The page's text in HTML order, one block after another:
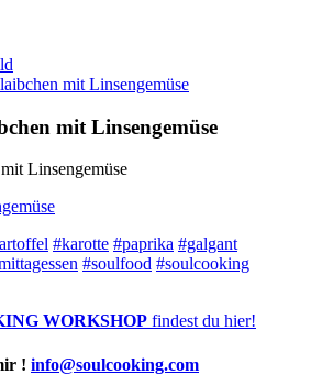
mit Linsengemüse
Linsengemüse
#karotte #paprika #galgant
#soulfood #soulcooking
WORKSHOP findest du hier!
! info@soulcooking.com